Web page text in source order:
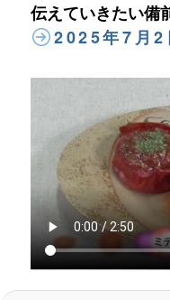
伝えていきたい
2025年7月